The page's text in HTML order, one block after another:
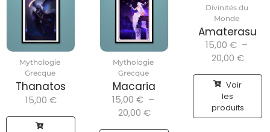
Mythologie
Grecque
Thanatos
15,00 €
Mythologie
Grecque
Macaria
15,00 € –
20,00 €
Divinités du
Monde
Amaterasu
15,00 € –
20,00 €
Voir
les
produits